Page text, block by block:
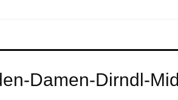
Damen-Dirndl-